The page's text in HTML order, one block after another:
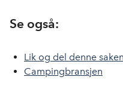
Se også:
Lik og del denne
Campingbransjen